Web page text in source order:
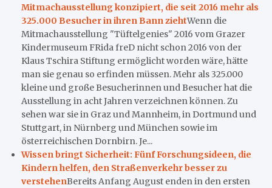
Mitmachausstellung konzipiert, die seit 2016 mehr als
325.000 Besucher in ihren Bann ziehtWenn die
Mitmachausstellung "Tüftelgenies" 2016 vom Grazer
Kindermuseum FRida freD nicht schon 2016 von der
Klaus Tschira Stiftung ermöglicht worden wäre, hätte
man sie genau so erfinden müssen. Mehr als 325.000
kleine und große Besucherinnen und Besucher hat die
Ausstellung in acht Jahren verzeichnen können. Zu
sehen war sie in Graz und Mannheim, in Dortmund und
Stuttgart, in Nürnberg und München sowie im
österreichischen Dornbirn. Je...
Wissen bringt Sicherheit: Fünf Forschungsideen, die
Kindern helfen, den Straßenverkehr besser zu
verstehenBereits Anfang August enden in den ersten